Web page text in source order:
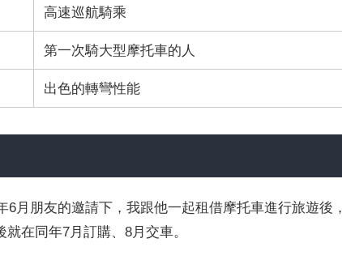
高速巡航騎乘
第一次騎大型摩托車的人
出色的轉彎性能
月朋友的邀請下，我跟他一起租借摩托車進行旅遊後，
在同年7月訂購、8月交車。